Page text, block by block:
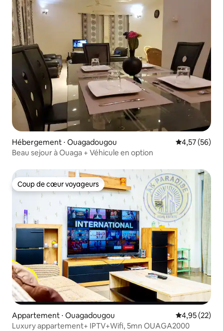
Hébergement ⋅ Ouagadougou Évaluation
4,57 (56)
Beau sejour à Ouaga + Véhicule en option
Coup de cœur voyageurs
Coup de cœur voyageurs
Appartement ⋅ Ouagadougou Évaluation
4,95 (22)
Luxury appartement+ IPTV+Wifi, 5mn OUAGA2000